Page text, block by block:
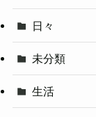
日々
未分類
生活